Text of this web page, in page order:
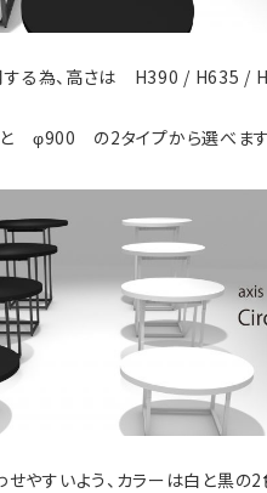
する為、高さは H390 / H635 /
の2タイプから選べます
やすいよう、カラーは白と黒の